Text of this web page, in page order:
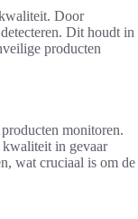
Door
Dit houdt in
producten
monitoren.
in gevaar
wat cruciaal is om de